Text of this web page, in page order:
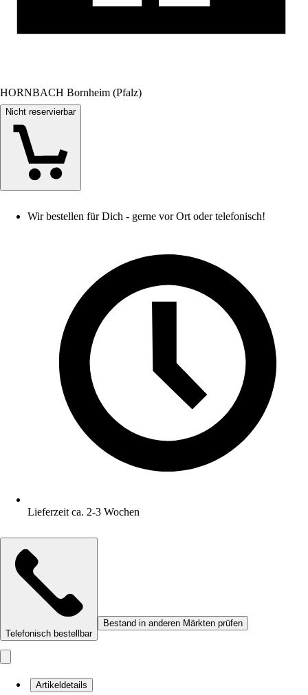
HORNBACH Bornheim (Pfalz)
Nicht reservierbar
Wir bestellen für Dich - gerne vor Ort oder telefonisch!
Lieferzeit ca. 2-3 Wochen
Telefonisch bestellbar
Bestand in anderen Märkten prüfen
Artikeldetails